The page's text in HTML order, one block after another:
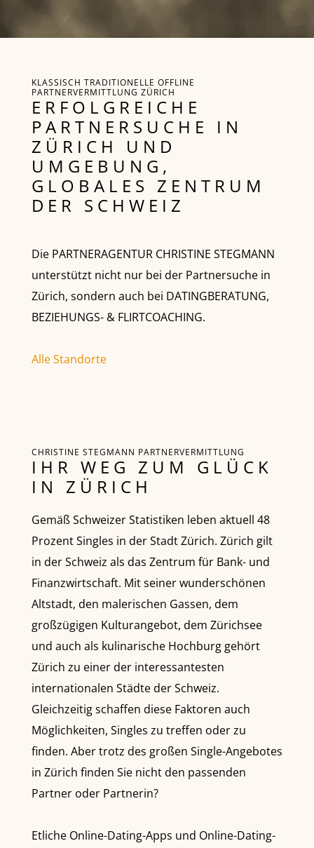
KLASSISCH TRADITIONELLE OFFLINE
PARTNERVERMITTLUNG ZÜRICH
ERFOLGREICHE
PARTNERSUCHE IN
ZÜRICH UND
UMGEBUNG,
GLOBALES ZENTRUM
DER SCHWEIZ
Die PARTNERAGENTUR CHRISTINE STEGMANN
unterstützt nicht nur bei der Partnersuche in
Zürich, sondern auch bei DATINGBERATUNG,
BEZIEHUNGS- & FLIRTCOACHING.
Alle Standorte
CHRISTINE STEGMANN PARTNERVERMITTLUNG
IHR WEG ZUM GLÜCK
IN ZÜRICH
Gemäß Schweizer Statistiken leben aktuell 48
Prozent Singles in der Stadt Zürich. Zürich gilt
in der Schweiz als das Zentrum für Bank- und
Finanzwirtschaft. Mit seiner wunderschönen
Altstadt, den malerischen Gassen, dem
großzügigen Kulturangebot, dem Zürichsee
und auch als kulinarische Hochburg gehört
Zürich zu einer der interessantesten
internationalen Städte der Schweiz.
Gleichzeitig schaffen diese Faktoren auch
Möglichkeiten, Singles zu treffen oder zu
finden. Aber trotz des großen Single-Angebotes
in Zürich finden Sie nicht den passenden
Partner oder Partnerin?
Etliche Online-Dating-Apps und Online-Dating-